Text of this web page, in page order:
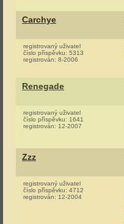
Carchye
registrovaný uživatel
číslo příspěvku: 5313
registrován: 8-2006
Renegade
registrovaný uživatel
číslo příspěvku: 1641
registrován: 12-2007
Zzz
registrovaný uživatel
číslo příspěvku: 4712
registrován: 12-2004